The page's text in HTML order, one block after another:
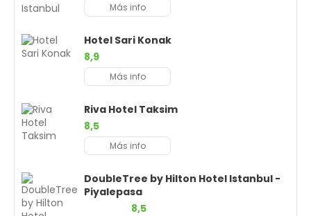
Más info
Hotel Sari Konak
8,9
Más info
Riva Hotel Taksim
8,5
Más info
DoubleTree by Hilton Hotel Istanbul -
Piyalepasa
8,5